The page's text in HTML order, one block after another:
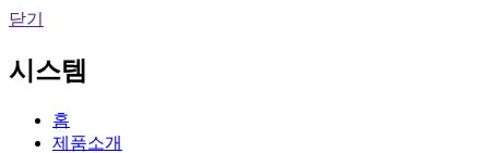
닫기
시스템
홈
제품소개